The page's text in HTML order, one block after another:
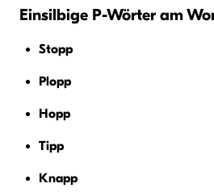
Einsilbige P-Wörter am
Stopp
Plopp
Hopp
Tipp
Knapp